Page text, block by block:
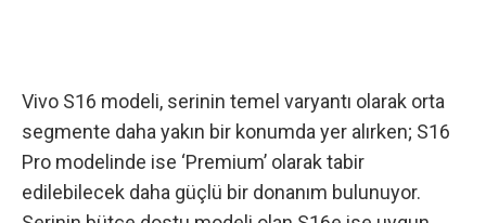
Vivo S16 modeli, serinin temel varyantı olarak orta
segmente daha yakın bir konumda yer alırken; S16
Pro modelinde ise ‘Premium’ olarak tabir
edilebilecek daha güçlü bir donanım bulunuyor.